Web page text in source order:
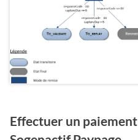
Effectuer un paiement